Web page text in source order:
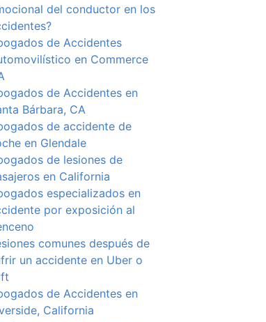
del conductor en los
de Accidentes
en Commerce
de Accidentes en
Bárbara, CA
de accidente de
en Glendale
de lesiones de
en California
especializados en
por exposición al
comunes después de
un accidente en Uber o
de Accidentes en
California